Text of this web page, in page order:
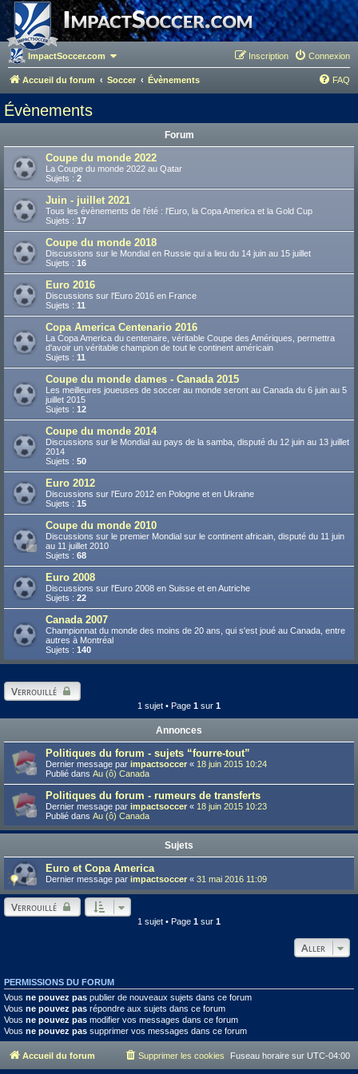
ImpactSoccer.com Connexion
Inscription
Accueil du forum Soccer Évènements FAQ
Évènements
Forum
Coupe du monde 2022
La Coupe du monde 2022 au Qatar
Sujets : 2
Juin - juillet 2021
Tous les évènements de l'été : l'Euro, la Copa America et la Gold Cup
Sujets : 17
Coupe du monde 2018
Discussions sur le Mondial en Russie qui a lieu du 14 juin au 15 juillet
Sujets : 16
Euro 2016
Discussions sur l'Euro 2016 en France
Sujets : 11
Copa America Centenario 2016
La Copa America du centenaire, véritable Coupe des Amériques, permettra
d'avoir un véritable champion de tout le continent américain
Sujets : 11
Coupe du monde dames - Canada 2015
Les meilleures joueuses de soccer au monde seront au Canada du 6 juin au 5
juillet 2015
Sujets : 12
Coupe du monde 2014
Discussions sur le Mondial au pays de la samba, disputé du 12 juin au 13 juillet
2014
Sujets : 50
Euro 2012
Discussions sur l'Euro 2012 en Pologne et en Ukraine
Sujets : 15
Coupe du monde 2010
Discussions sur le premier Mondial sur le continent africain, disputé du 11 juin
au 11 juillet 2010
Sujets : 68
Euro 2008
Discussions sur l'Euro 2008 en Suisse et en Autriche
Sujets : 22
Canada 2007
Championnat du monde des moins de 20 ans, qui s'est joué au Canada, entre
autres à Montréal
Sujets : 140
Verrouillé
1 sujet • Page 1 sur 1
Annonces
Politiques du forum - sujets “fourre-tout”
Dernier message par impactsoccer « 18 juin 2015 10:24
Publié dans Au (ô) Canada
Politiques du forum - rumeurs de transferts
Dernier message par impactsoccer « 18 juin 2015 10:23
Publié dans Au (ô) Canada
Sujets
Euro et Copa America
Dernier message par impactsoccer « 31 mai 2016 11:09
Verrouillé
1 sujet • Page 1 sur 1
Aller
PERMISSIONS DU FORUM
Vous ne pouvez pas publier de nouveaux sujets dans ce forum
Vous ne pouvez pas répondre aux sujets dans ce forum
Vous ne pouvez pas modifier vos messages dans ce forum
Vous ne pouvez pas supprimer vos messages dans ce forum
Accueil du forum Fuseau horaire sur UTC-04:00
Supprimer les cookies